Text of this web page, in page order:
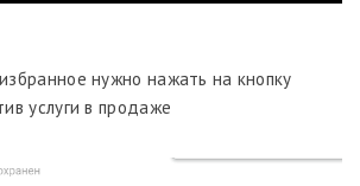
нужно нажать на кнопку
услуги в продаже